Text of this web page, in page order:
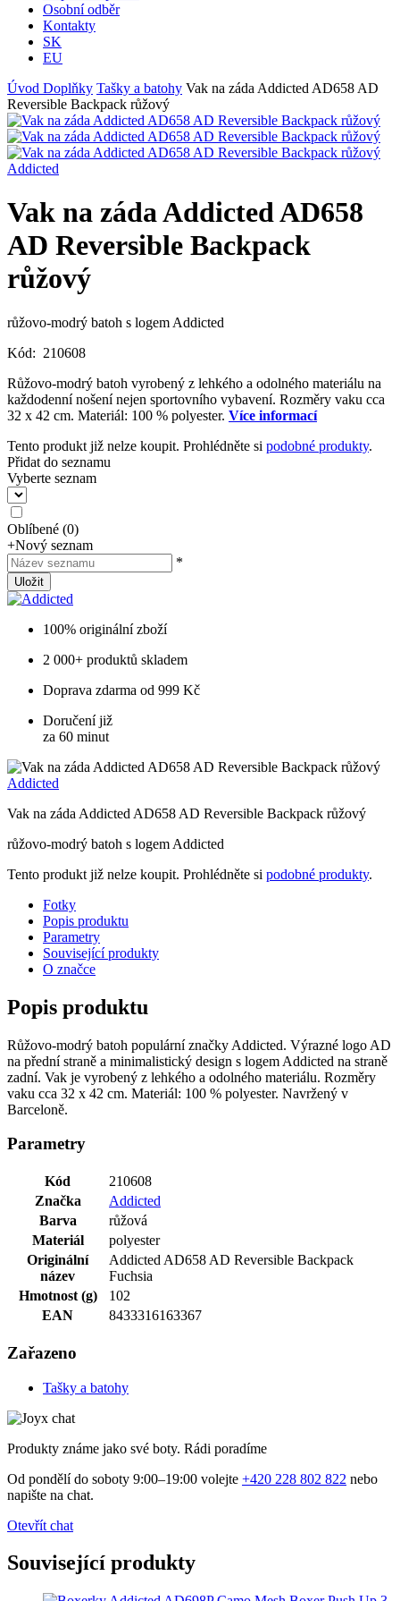
Osobní odběr
Kontakty
SK
EU
Úvod Doplňky Tašky a batohy Vak na záda Addicted AD658 AD
Reversible Backpack růžový
Addicted
Vak na záda Addicted AD658
AD Reversible Backpack
růžový
růžovo-modrý batoh s logem Addicted
Kód: 210608
Růžovo-modrý batoh vyrobený z lehkého a odolného materiálu na
každodenní nošení nejen sportovního vybavení. Rozměry vaku cca
32 x 42 cm. Materiál: 100 % polyester. Více informací
Tento produkt již nelze koupit. Prohlédněte si podobné produkty.
Přidat do seznamu
Vyberte seznam
Oblíbené (0)
+Nový seznam
*
Uložit
100% originální zboží
2 000+ produktů skladem
Doprava zdarma od 999 Kč
Doručení již
za 60 minut
Addicted
Vak na záda Addicted AD658 AD Reversible Backpack růžový
růžovo-modrý batoh s logem Addicted
Tento produkt již nelze koupit. Prohlédněte si podobné produkty.
Fotky
Popis produktu
Parametry
Související produkty
O značce
Popis produktu
Růžovo-modrý batoh populární značky Addicted. Výrazné logo AD
na přední straně a minimalistický design s logem Addicted na straně
zadní. Vak je vyrobený z lehkého a odolného materiálu. Rozměry
vaku cca 32 x 42 cm. Materiál: 100 % polyester. Navržený v
Barceloně.
Parametry
Kód
210608
Značka
Addicted
Barva
růžová
Materiál
polyester
Originální
název
Addicted AD658 AD Reversible Backpack
Fuchsia
Hmotnost (g)
102
EAN
8433316163367
Zařazeno
Tašky a batohy
Produkty známe jako své boty. Rádi poradíme
Od pondělí do soboty 9:00–19:00 volejte +420 228 802 822 nebo
napište na chat.
Otevřít chat
Související produkty